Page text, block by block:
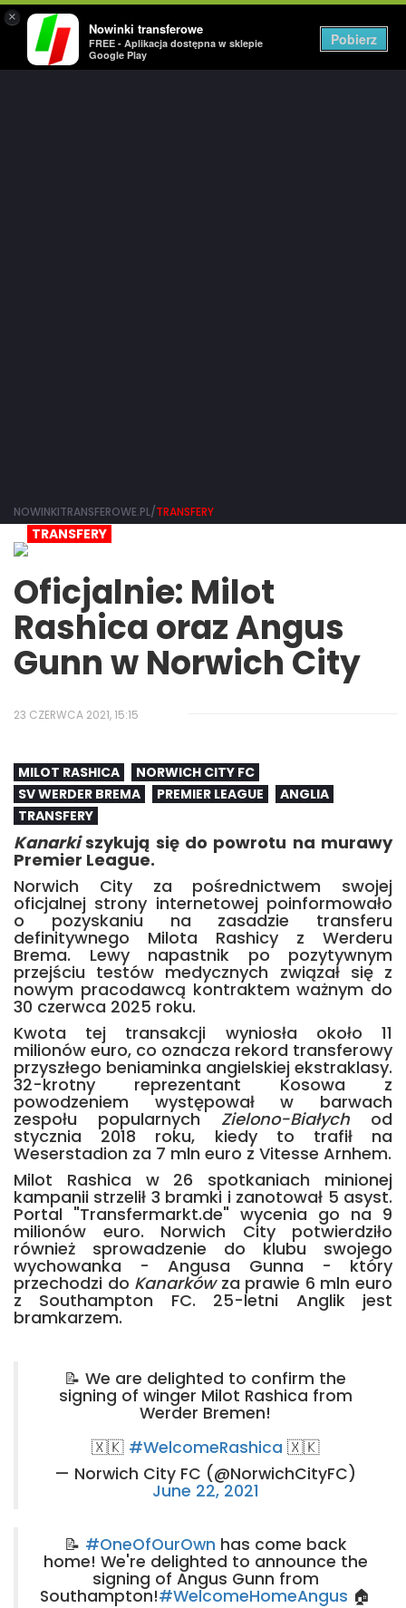
×
Nowinki transferowe
FREE - Aplikacja dostępna w sklepie
Google Play
Pobierz
NOWINKITRANSFEROWE.PL/TRANSFERY
TRANSFERY
Oficjalnie: Milot
Rashica oraz Angus
Gunn w Norwich City
23 CZERWCA 2021, 15:15
MILOT RASHICA
NORWICH CITY FC
SV WERDER BREMA
PREMIER LEAGUE
ANGLIA
TRANSFERY
Kanarkiszykują się do powrotu na murawy
Premier League.
Norwich City za pośrednictwem swojej
oficjalnej strony internetowej poinformowało
o pozyskaniu na zasadzie transferu
definitywnego Milota Rashicy z Werderu
Brema. Lewy napastnik po pozytywnym
przejściu testów medycznych związał się z
nowym pracodawcą kontraktem ważnym do
30 czerwca 2025 roku.
Kwota tej transakcji wyniosła około 11
milionów euro, co oznacza rekord transferowy
przyszłego beniaminka angielskiej ekstraklasy.
32-krotny reprezentant Kosowa z
powodzeniem występował w barwach
zespołu popularnych Zielono-Białych od
stycznia 2018 roku, kiedy to trafił na
Weserstadion za 7 mln euro z Vitesse Arnhem.
Milot Rashica w 26 spotkaniach minionej
kampanii strzelił 3 bramki i zanotował 5 asyst.
Portal "Transfermarkt.de" wycenia go na 9
milionów euro. Norwich City potwierdziło
również sprowadzenie do klubu swojego
wychowanka - Angusa Gunna - który
przechodzi do Kanarkówza prawie 6 mln euro
z Southampton FC. 25-letni Anglik jest
bramkarzem.
📝 We are delighted to confirm the
signing of winger Milot Rashica from
Werder Bremen!
🇽🇰 #WelcomeRashica 🇽🇰
— Norwich City FC (@NorwichCityFC)
June 22, 2021
📝 #OneOfOurOwn has come back
home! We're delighted to announce the
signing of Angus Gunn from
Southampton!#WelcomeHomeAngus 🏠